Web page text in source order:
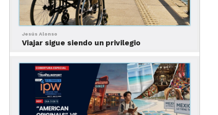
Jesús Alonso
Viajar sigue siendo un privilegio